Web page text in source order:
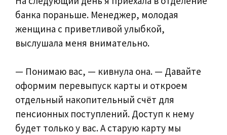
банка пораньше. Менеджер, молодая
женщина с приветливой улыбкой,
выслушала меня внимательно.
— Понимаю вас, — кивнула она. — Давайте
оформим перевыпуск карты и откроем
отдельный накопительный счёт для
пенсионных поступлений. Доступ к нему
будет только у вас. А старую карту мы